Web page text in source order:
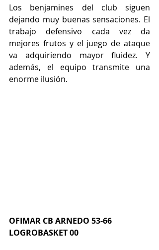
Los benjamines del club siguen
dejando muy buenas sensaciones. El
trabajo defensivo cada vez da
mejores frutos y el juego de ataque
va adquiriendo mayor fluidez. Y
además, el equipo transmite una
enorme ilusión.
OFIMAR CB ARNEDO 53-66
LOGROBASKET 00